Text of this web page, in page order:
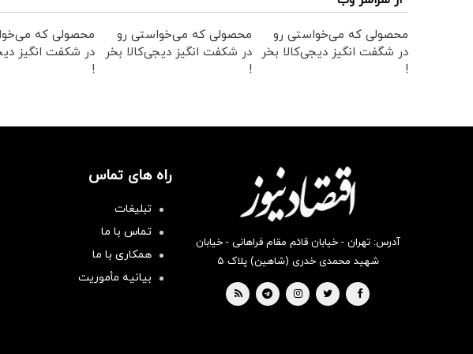
محصولی که می‌خواستی رو
در شگفت انگیز دیجی‌کالا بخر
!
محصولی که می‌خواستی رو
در شکفت انگیز دیجی‌کالا بخر
!
محصولی که
در شکفت انگیز
!
آدرس: تهران - خیابان قائم مقام فراهانی - خیابان
شهید محمدی خدری (شاهین) پلاک ۵
راه های تماس
تبلیغات
تماس با ما
همکاری با ما
بیانیه مأموریت